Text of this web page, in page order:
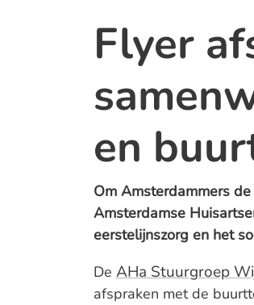
Flyer
en
Om Amsterdammers
Amsterdamse
eerstelijnszorg en het
De AHa Stuurgroep
afspraken met de